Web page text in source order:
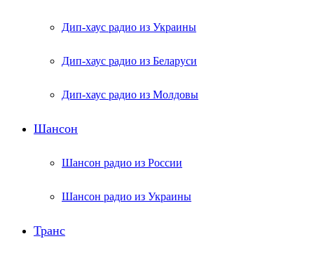
Дип-хаус радио из Украины
Дип-хаус радио из Беларуси
Дип-хаус радио из Молдовы
Шансон
Шансон радио из России
Шансон радио из Украины
Транс